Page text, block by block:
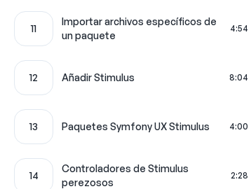
11
Importar archivos específicos de
un paquete
4:54
12 Añadir Stimulus 8:04
13 Paquetes Symfony UX Stimulus 4:00
14
Controladores de Stimulus
perezosos
2:28